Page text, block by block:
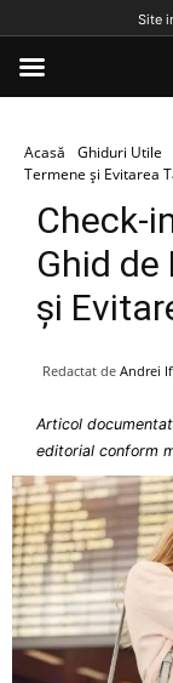
Acasă Ghiduri Utile
Termene și Evitarea
Check-
Ghid de
și
Redactat de Andrei
Articol
editorial conform
Site